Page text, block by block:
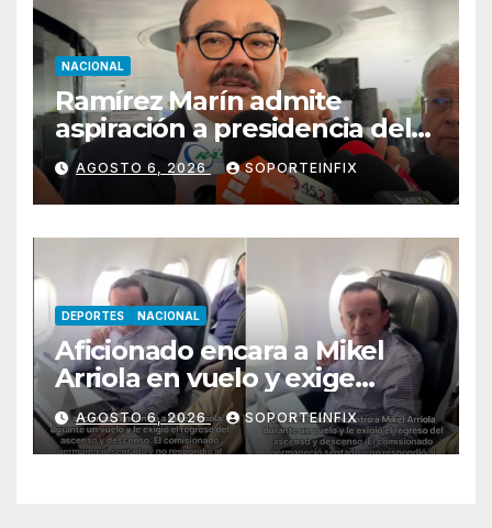
NACIONAL
Ramírez Marín admite
aspiración a presidencia del
Senado pero respeta
decisión de Morena
AGOSTO 6, 2026 SOPORTEINFIX
DEPORTES NACIONAL
Aficionado encara a Mikel
Arriola en vuelo y exige
regreso del ascenso
AGOSTO 6, 2026 SOPORTEINFIX